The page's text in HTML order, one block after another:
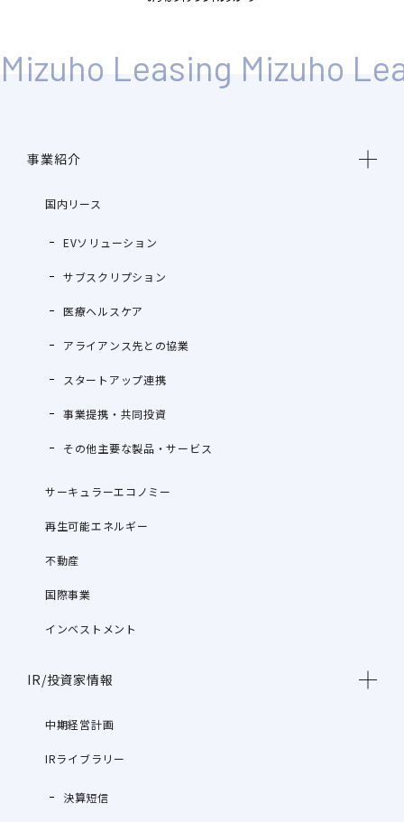
事業紹介
国内リース
EVソリューション
サブスクリプション
医療ヘルスケア
アライアンス先との協業
スタートアップ連携
事業提携・共同投資
その他主要な製品・サービス
サーキュラーエコノミー
再生可能エネルギー
不動産
国際事業
インベストメント
IR/投資家情報
中期経営計画
IRライブラリー
決算短信